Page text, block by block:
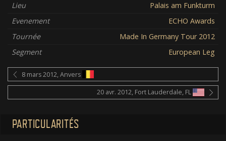
Lieu
Palais am Funkturm
Evenement
ECHO Awards
Tournée
Made In Germany Tour 2012
Segment
European Leg
8 mars 2012, Anvers
20 avr. 2012, Fort Lauderdale, FL
PARTICULARITÉS